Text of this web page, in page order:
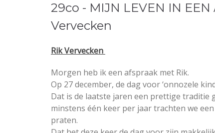
29co - MIJN LEVEN IN EEN
Vervecken
Rik Vervecken
Morgen heb ik een afspraak met Rik.
Op 27 december, de dag voor ‘onnozele
Dat is de laatste jaren een prettige traditie
minstens één keer per jaar trachten we
praten.